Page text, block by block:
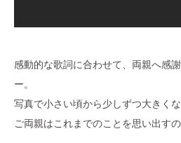
感動的な歌詞に合わせて、両親へ感
ー。
写真で小さい頃から少しずつ大きく
ご両親はこれまでのことを思い出す